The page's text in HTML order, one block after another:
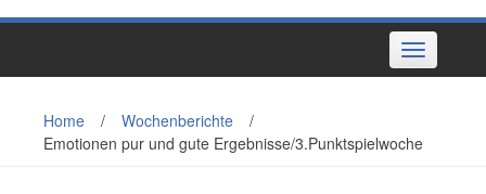
Toggle
navigation
Home / Wochenberichte
/
Emotionen pur und gute Ergebnisse/3.Punktspielwoche